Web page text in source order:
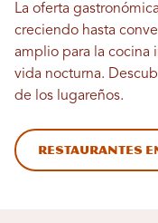
La oferta
creciendo hasta
amplio para la cocina
vida nocturna.
de los lugareños.
Restaurantes